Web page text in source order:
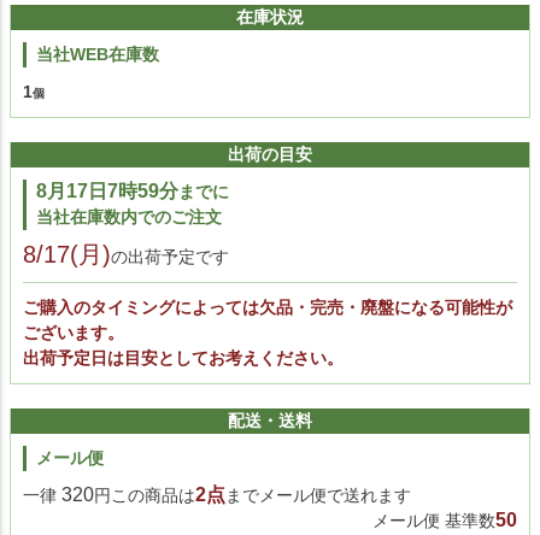
在庫状況
当社WEB在庫数
1
出荷の目安
8月17日7時59分までに
当社在庫数内でのご注文
8/17(月)の出荷予定です
ご購入のタイミングによっては欠品・完売・廃盤になる可能性が
ございます。
出荷予定日は目安としてお考えください。
配送・送料
メール便
一律 320円この商品は2点 までメール便で送れます
メール便 基準数50